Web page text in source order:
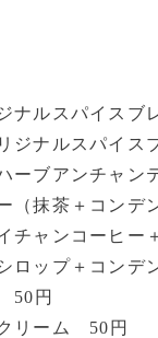
ナルスパイス
ジナルスパイ
ーブアンチャン
（抹茶＋コン
チャンコーヒ
ロップ＋コン
50円
リーム 50円